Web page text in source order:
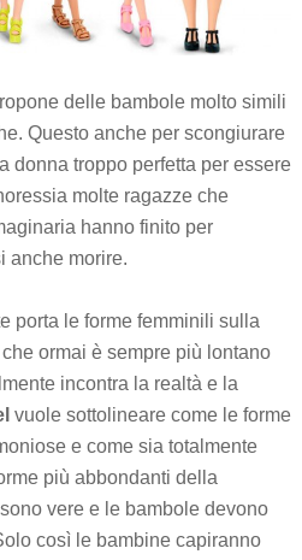
delle bambole molto simili
Questo anche per scongiurare
donna troppo perfetta per essere
molte ragazze che
hanno finito per
anche morire.
porta le forme femminili sulla
ormai è sempre più lontano
incontra la realtà e la
vuole sottolineare come le forme
e come sia totalmente
più abbondanti della
vere e le bambole devono
così le bambine capiranno